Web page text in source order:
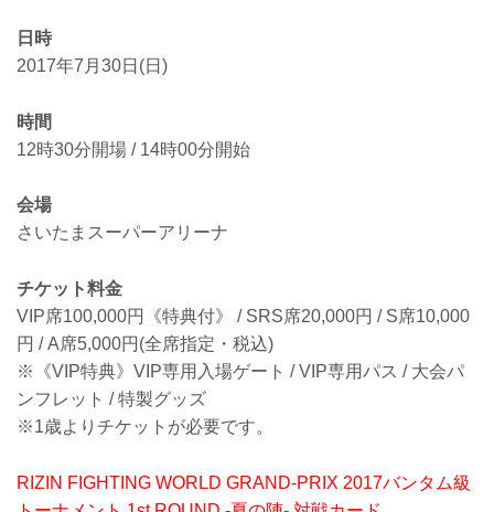
日時
2017年7月30日(日)
時間
12時30分開場 / 14時00分開始
会場
さいたまスーパーアリーナ
チケット料金
VIP席100,000円《特典付》 / SRS席20,000円 / S席10,000
円 / A席5,000円(全席指定・税込)
※《VIP特典》VIP専用入場ゲート / VIP専用パス / 大会パ
ンフレット / 特製グッズ
※1歳よりチケットが必要です。
RIZIN FIGHTING WORLD GRAND-PRIX 2017バンタム級